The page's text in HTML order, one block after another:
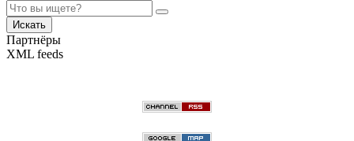
Искать
Партнёры
XML feeds